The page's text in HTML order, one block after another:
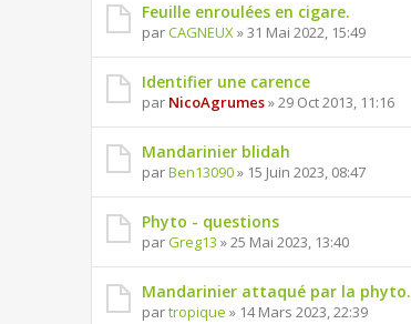
Feuille enroulées en cigare.
parCAGNEUX» 31 Mai 2022, 15:49
Identifier une carence
par NicoAgrumes» 29 Oct 2013, 11:16
Mandarinier blidah
parBen13090» 15 Juin 2023, 08:47
Phyto - questions
parGreg13 » 25 Mai 2023, 13:40
Mandarinier attaqué par la phyto.
partropique » 14 Mars 2023, 22:39